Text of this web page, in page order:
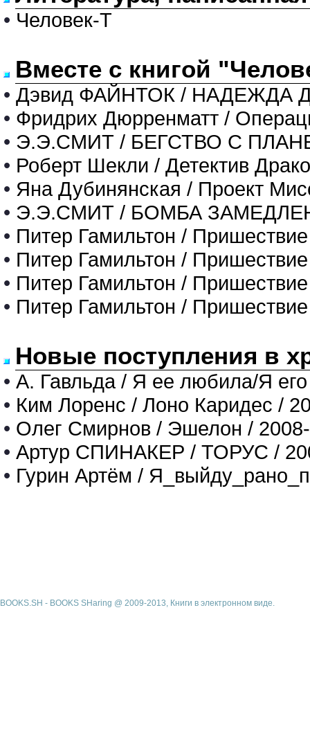
• Человек-Т
Вместе с книгой
• Дэвид ФАЙНТОК / НАДЕЖДА
• Фридрих Дюрренматт /
• Э.Э.СМИТ / БЕГСТВО С
• Роберт Шекли / Детектив
• Яна Дубинянская / Проект
• Э.Э.СМИТ / БОМБА
• Питер Гамильтон /
• Питер Гамильтон /
• Питер Гамильтон /
• Питер Гамильтон /
Новые поступления в
• А. Гавльда / Я ее любила/Я
• Ким Лоренс / Лоно Каридес /
• Олег Смирнов / Эшелон /
• Артур СПИНАКЕР / ТОРУС /
• Гурин Артём /
BOOKS.SH - BOOKS SHaring @ 2009-2013, Книги в электронном виде.